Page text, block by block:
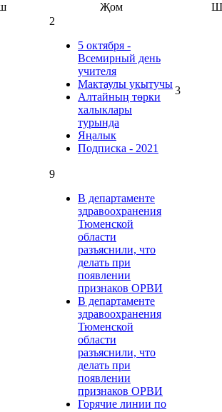
Җом
2
5 октября -
Всемирный день
учителя
Мактаулы укытучы
Алтайның төрки
халыклары
турында
Яңалык
Подписка - 2021
3
9
В департаменте
здравоохранения
Тюменской
области
разъяснили, что
делать при
появлении
признаков ОРВИ
В департаменте
здравоохранения
Тюменской
области
разъяснили, что
делать при
появлении
признаков ОРВИ
Горячие линии по